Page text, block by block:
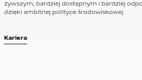
żywszym, bardziej dostępnym i bardziej
dzięki ambitnej polityce środowiskowej
Kariera